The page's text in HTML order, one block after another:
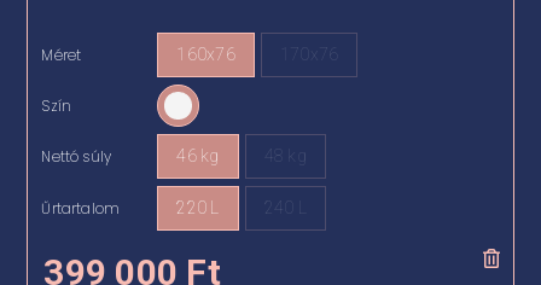
Méret 160x76 170x76
Szín
Nettó súly 46 kg 48 kg
Űrtartalom 220 L 240 L
399 000 Ft